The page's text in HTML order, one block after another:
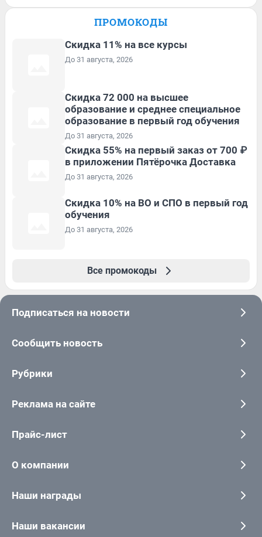
ПРОМОКОДЫ
Скидка 11% на все курсы
До 31 августа, 2026
Скидка 72 000 на высшее
образование и среднее специальное
образование в первый год обучения
До 31 августа, 2026
Скидка 55% на первый заказ от 700 ₽
в приложении Пятёрочка Доставка
До 31 августа, 2026
Скидка 10% на ВО и СПО в первый год
обучения
До 31 августа, 2026
Все промокоды
Подписаться на новости
Сообщить новость
Рубрики
Реклама на сайте
Прайс-лист
О компании
Наши награды
Наши вакансии